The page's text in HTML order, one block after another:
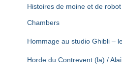
Histoires de moine et de
Chambers
Hommage au studio Ghibli –
Horde du Contrevent (la) /